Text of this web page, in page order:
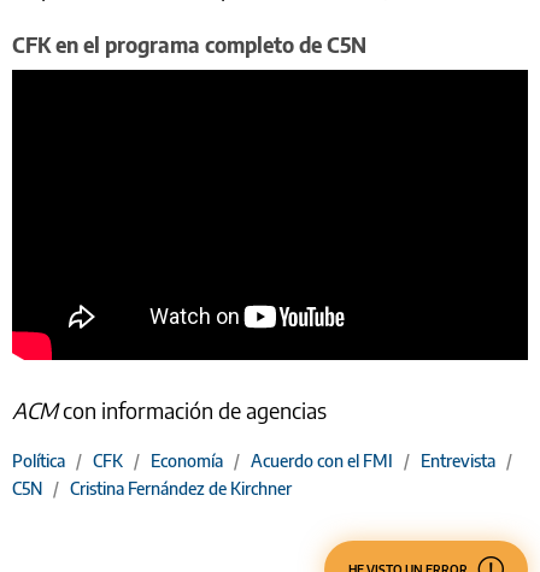
CFK en el programa completo de C5N
ACMcon información de agencias
Política / CFK / Economía / Acuerdo con el FMI / Entrevista /
C5N / Cristina Fernández de Kirchner